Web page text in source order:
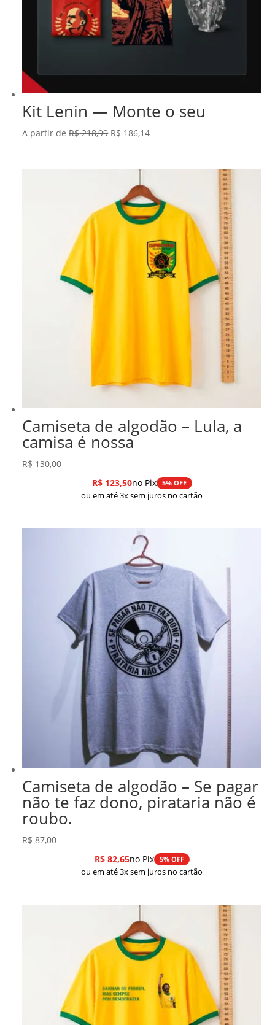
Kit Lenin — Monte o seu
A partir deR$218,99 O
R$ 218,99.
R$ 186,14O
R$ 186,14.
Camiseta de algodão – Lula, a
camisa é nossa
R$ 130,00
R$123,50no Pix 5% OFF
ou em até 3x sem juros no cartão
Camiseta de algodão – Se pagar
não te faz dono, pirataria não é
roubo.
R$ 87,00
R$82,65no Pix 5% OFF
ou em até 3x sem juros no cartão